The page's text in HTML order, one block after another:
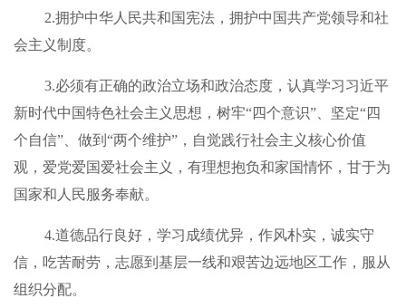
2.拥护中华人民共和国宪法，拥护中国共产党领导和社
会主义制度。
3.必须有正确的政治立场和政治态度，认真学习习近平
新时代中国特色社会主义思想，树牢“四个意识”、坚定“四
个自信”、做到“两个维护”，自觉践行社会主义核心价值
观，爱党爱国爱社会主义，有理想抱负和家国情怀，甘于为
国家和人民服务奉献。
4.道德品行良好，学习成绩优异，作风朴实，诚实守
信，吃苦耐劳，志愿到基层一线和艰苦边远地区工作，服从
组织分配。